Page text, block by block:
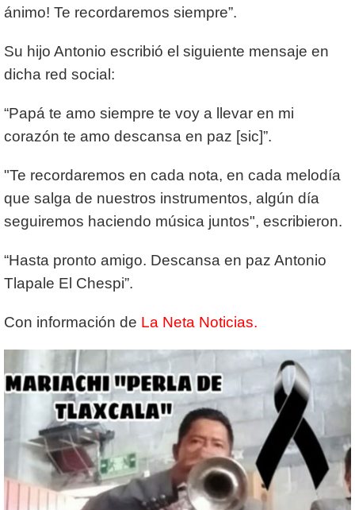
ánimo! Te recordaremos siempre”.
Su hijo Antonio escribió el siguiente mensaje en
dicha red social:
“Papá te amo siempre te voy a llevar en mi
corazón te amo descansa en paz [sic]”.
"Te recordaremos en cada nota, en cada melodía
que salga de nuestros instrumentos, algún día
seguiremos haciendo música juntos", escribieron.
“Hasta pronto amigo. Descansa en paz Antonio
Tlapale El Chespi”.
Con información de La Neta Noticias.